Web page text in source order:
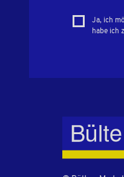
Ja, ich
habe ich